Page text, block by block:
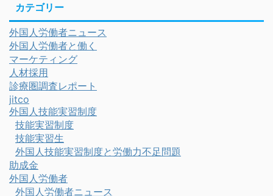
カテゴリー
外国人労働者ニュース
外国人労働者と働く
マーケティング
人材採用
診療圏調査レポート
jitco
外国人技能実習制度
技能実習制度
技能実習生
外国人技能実習制度と労働力不足問題
助成金
外国人労働者
外国人労働者ニュース